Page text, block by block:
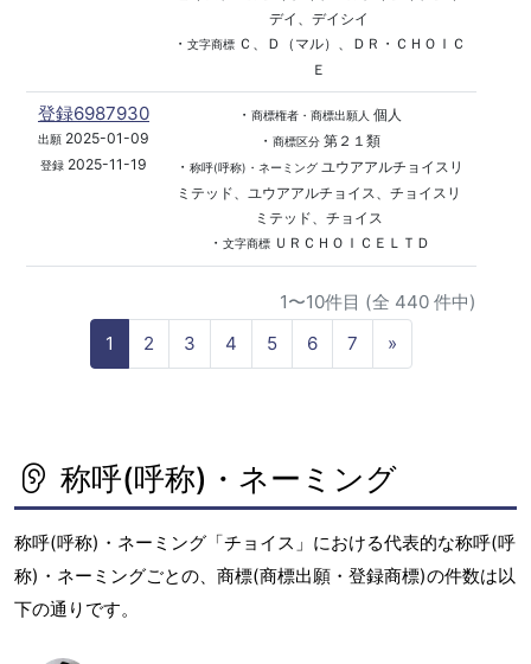
デイ、デイシイ
・ 文字商標Ｃ、Ｄ（マル）、ＤＲ・ＣＨＯＩＣ
Ｅ
登録6987930
出願 2025-01-09
登録 2025-11-19
・ 商標権者・商標出願人 個人
・ 商標区分第２１類
・ 称呼(呼称)・ネーミングユウアアルチョイスリ
ミテッド、ユウアアルチョイス、チョイスリ
ミテッド、チョイス
・ 文字商標ＵＲＣＨＯＩＣＥＬＴＤ
1〜10件目 (全 440 件中)
1
2 3 4 5 6 7 »
e
称呼(呼称)・ネーミング
称呼(呼称)・ネーミング「チョイス」における代表的な称呼(呼
称)・ネーミングごとの、商標(商標出願・登録商標)の件数は以
下の通りです。